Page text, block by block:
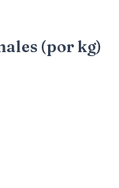
(por kg)